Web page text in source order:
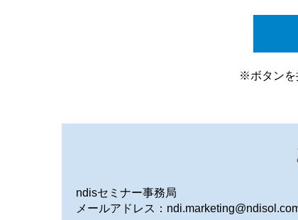
※ボタンを
ndisセミナー事務局
メールアドレス：